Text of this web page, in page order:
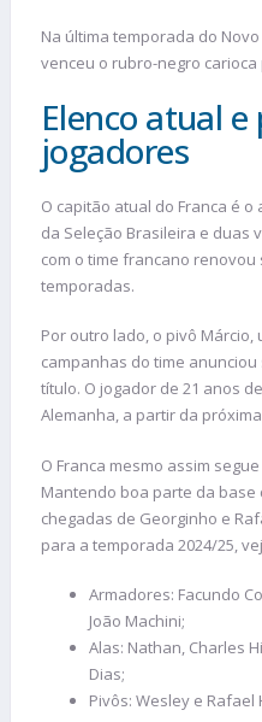
Na última temporada do Novo
venceu o rubro-negro carioca
Elenco atual
jogadores
O capitão atual do Franca é o
da Seleção Brasileira e duas
com o time francano
temporadas.
Por outro lado, o pivô
campanhas do time
título. O jogador de 21 anos
Alemanha, a partir da
O Franca mesmo assim
Mantendo boa parte da base
chegadas de Georginho e
para a temporada 2024/25,
Armadores: Facundo
João Machini;
Alas: Nathan, Charles
Dias;
Pivôs: Wesley e Rafael